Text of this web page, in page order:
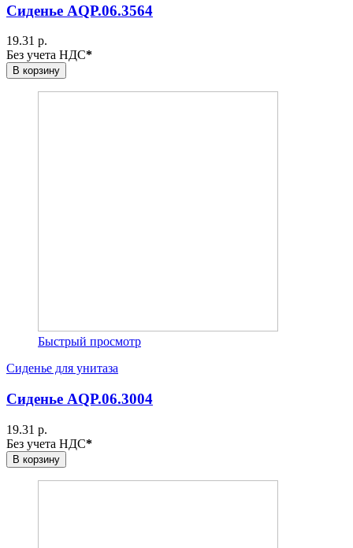
Сиденье AQP.06.3564
19.31 р.
Без учета НДС*
В корзину
Быстрый просмотр
Сиденье для унитаза
Сиденье AQP.06.3004
19.31 р.
Без учета НДС*
В корзину